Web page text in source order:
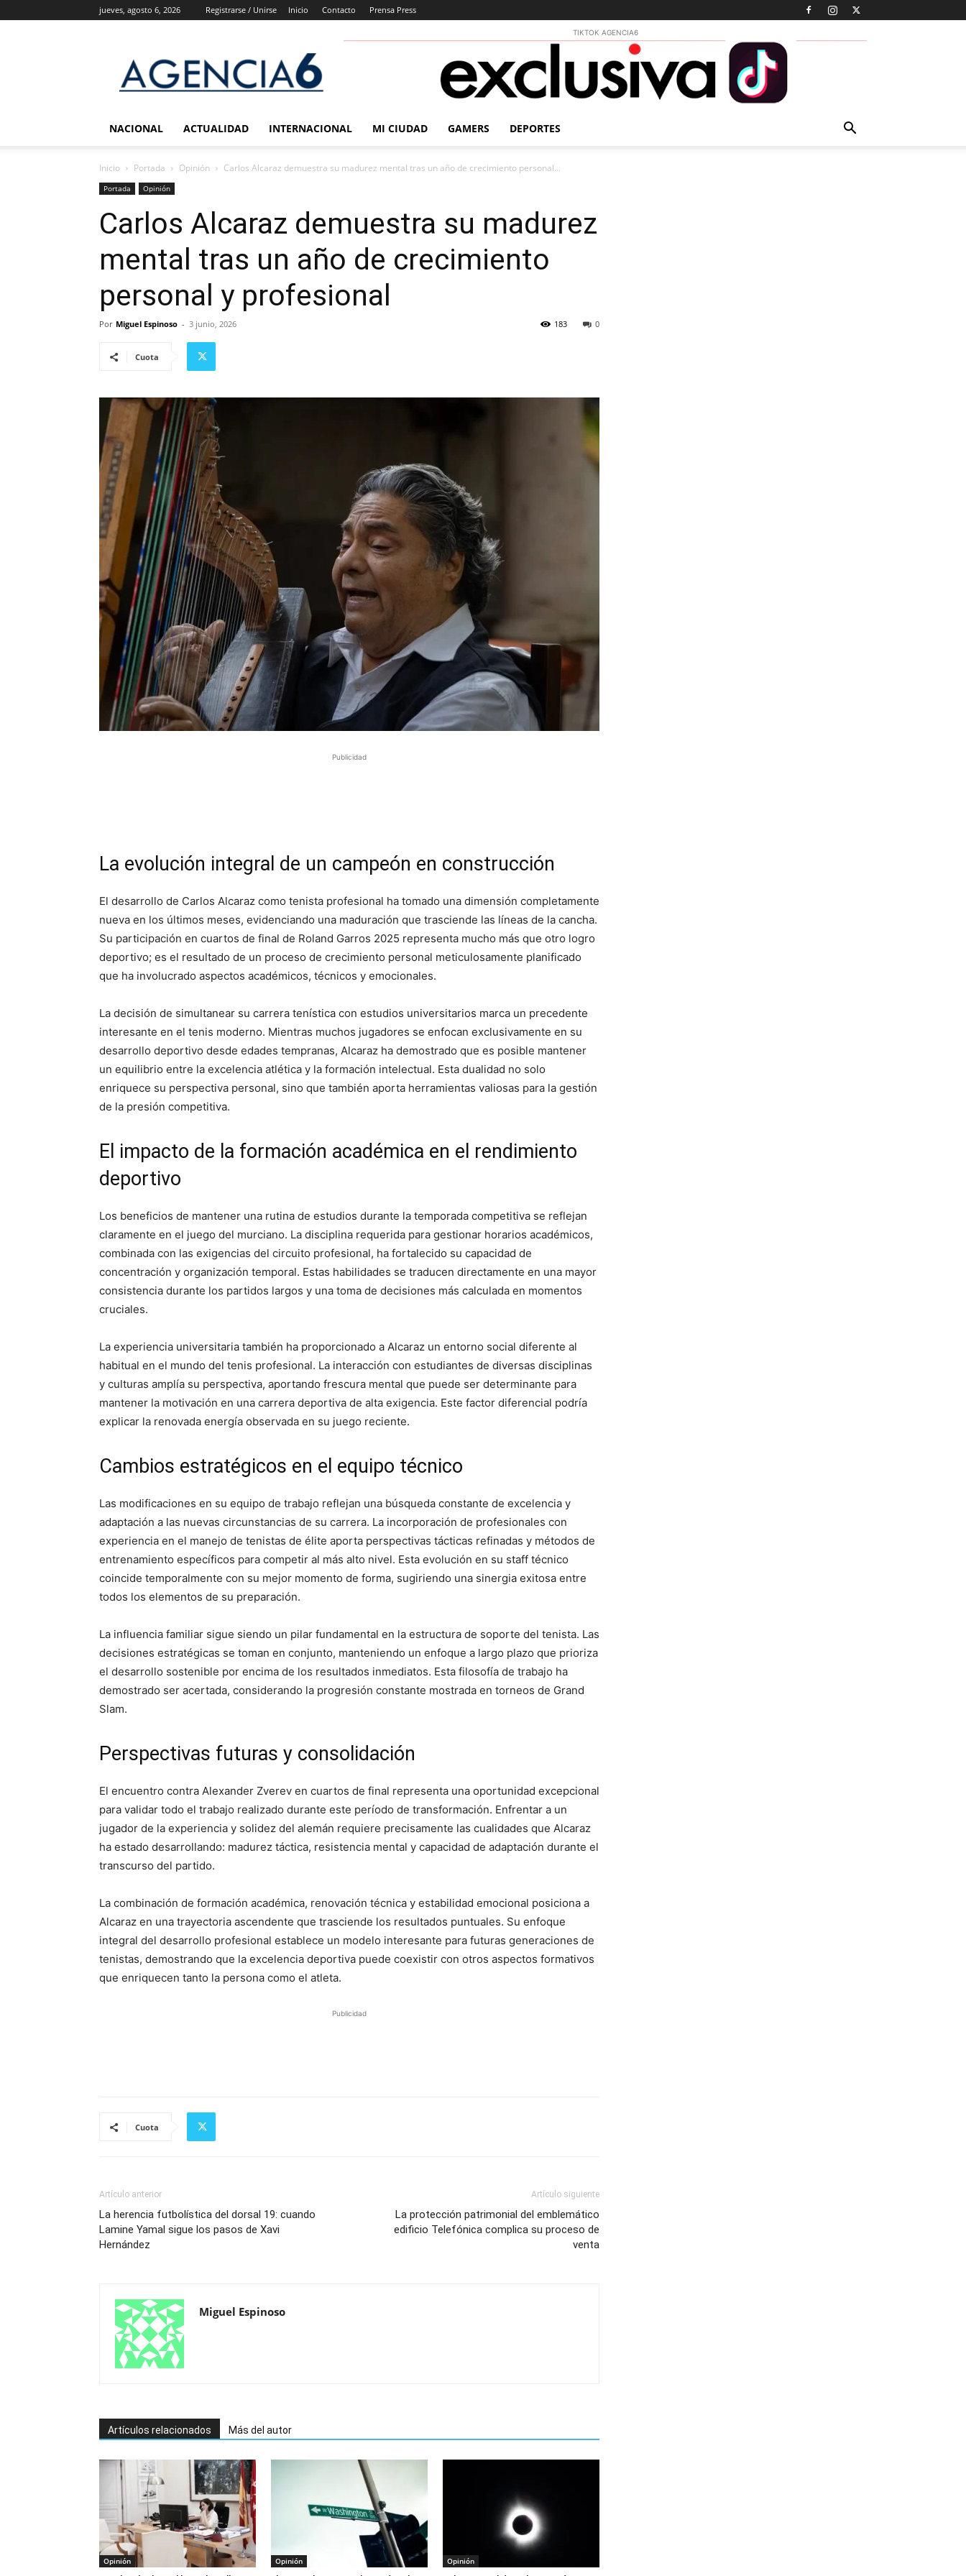
jueves, agosto 6, 2026 Registrarse / Unirse Inicio Contacto Prensa Press
6
Noticias
TIKTOK AGENCIA6
NACIONAL ACTUALIDAD INTERNACIONAL MI CIUDAD GAMERS DEPORTES
Inicio Portada Opinión Carlos Alcaraz demuestra su madurez mental tras un año de crecimiento personal...
Portada Opinión
Carlos Alcaraz demuestra su madurez
mental tras un año de crecimiento
personal y profesional
Por Miguel Espinoso - 3 junio, 2026 0
183
Cuota
Publicidad
La evolución integral de un campeón en construcción
El desarrollo de Carlos Alcaraz como tenista profesional ha tomado una dimensión completamente
nueva en los últimos meses, evidenciando una maduración que trasciende las líneas de la cancha.
Su participación en cuartos de final de Roland Garros 2025 representa mucho más que otro logro
deportivo; es el resultado de un proceso de crecimiento personal meticulosamente planificado
que ha involucrado aspectos académicos, técnicos y emocionales.
La decisión de simultanear su carrera tenística con estudios universitarios marca un precedente
interesante en el tenis moderno. Mientras muchos jugadores se enfocan exclusivamente en su
desarrollo deportivo desde edades tempranas, Alcaraz ha demostrado que es posible mantener
un equilibrio entre la excelencia atlética y la formación intelectual. Esta dualidad no solo
enriquece su perspectiva personal, sino que también aporta herramientas valiosas para la gestión
de la presión competitiva.
El impacto de la formación académica en el rendimiento
deportivo
Los beneficios de mantener una rutina de estudios durante la temporada competitiva se reflejan
claramente en el juego del murciano. La disciplina requerida para gestionar horarios académicos,
combinada con las exigencias del circuito profesional, ha fortalecido su capacidad de
concentración y organización temporal. Estas habilidades se traducen directamente en una mayor
consistencia durante los partidos largos y una toma de decisiones más calculada en momentos
cruciales.
La experiencia universitaria también ha proporcionado a Alcaraz un entorno social diferente al
habitual en el mundo del tenis profesional. La interacción con estudiantes de diversas disciplinas
y culturas amplía su perspectiva, aportando frescura mental que puede ser determinante para
mantener la motivación en una carrera deportiva de alta exigencia. Este factor diferencial podría
explicar la renovada energía observada en su juego reciente.
Cambios estratégicos en el equipo técnico
Las modificaciones en su equipo de trabajo reflejan una búsqueda constante de excelencia y
adaptación a las nuevas circunstancias de su carrera. La incorporación de profesionales con
experiencia en el manejo de tenistas de élite aporta perspectivas tácticas refinadas y métodos de
entrenamiento específicos para competir al más alto nivel. Esta evolución en su staff técnico
coincide temporalmente con su mejor momento de forma, sugiriendo una sinergia exitosa entre
todos los elementos de su preparación.
La influencia familiar sigue siendo un pilar fundamental en la estructura de soporte del tenista. Las
decisiones estratégicas se toman en conjunto, manteniendo un enfoque a largo plazo que prioriza
el desarrollo sostenible por encima de los resultados inmediatos. Esta filosofía de trabajo ha
demostrado ser acertada, considerando la progresión constante mostrada en torneos de Grand
Slam.
Perspectivas futuras y consolidación
El encuentro contra Alexander Zverev en cuartos de final representa una oportunidad excepcional
para validar todo el trabajo realizado durante este período de transformación. Enfrentar a un
jugador de la experiencia y solidez del alemán requiere precisamente las cualidades que Alcaraz
ha estado desarrollando: madurez táctica, resistencia mental y capacidad de adaptación durante el
transcurso del partido.
La combinación de formación académica, renovación técnica y estabilidad emocional posiciona a
Alcaraz en una trayectoria ascendente que trasciende los resultados puntuales. Su enfoque
integral del desarrollo profesional establece un modelo interesante para futuras generaciones de
tenistas, demostrando que la excelencia deportiva puede coexistir con otros aspectos formativos
que enriquecen tanto la persona como el atleta.
Publicidad
Cuota
Artículo anterior
La herencia futbolística del dorsal 19: cuando
Lamine Yamal sigue los pasos de Xavi
Hernández
Artículo siguiente
La protección patrimonial del emblemático
edificio Telefónica complica su proceso de
venta
Miguel Espinoso
Artículos relacionados Más del autor
Opinión Opinión Opinión